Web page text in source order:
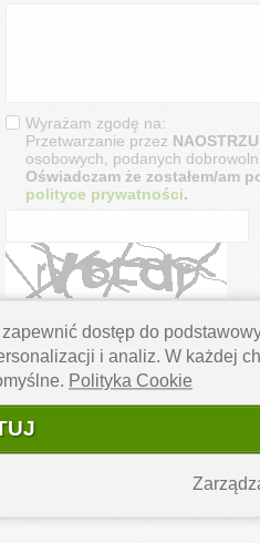
Wyrażam zgodę na:
Przetwarzanie przez
osobowych, podanych
Oświadczam że zostałem/am
polityce prywatności.
WYŚLIJ dostęp do
i analiz. W każdej
Polityka Cookie